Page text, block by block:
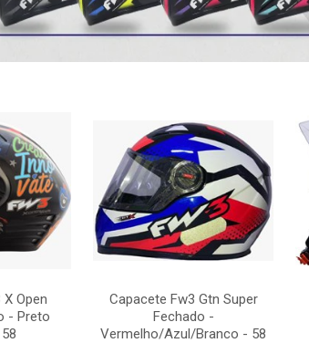
Open
- Preto
Capacete Fw3 Gtn Super
Fechado -
Vermelho/Azul/Branco - 58